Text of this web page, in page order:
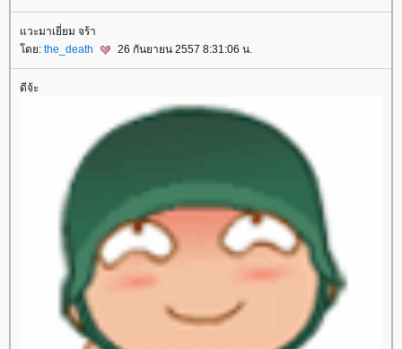
วะมาเยี่ยม จร้า
ดย: the_death 26 กันยายน 2557 8:31:06 น.
ดีจ้ะ